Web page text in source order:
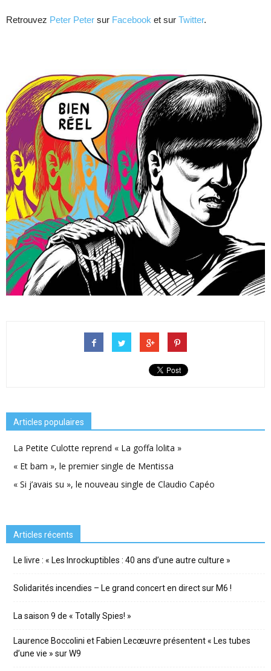
Retrouvez Peter Peter sur Facebook et sur Twitter.
Articles populaires
La Petite Culotte reprend « La goffa lolita »
« Et bam », le premier single de Mentissa
« Si j’avais su », le nouveau single de Claudio Capéo
Articles récents
Le livre : « Les Inrockuptibles : 40 ans d’une autre culture »
Solidarités incendies – Le grand concert en direct sur M6 !
La saison 9 de « Totally Spies! »
Laurence Boccolini et Fabien Lecœuvre présentent « Les tubes
d’une vie » sur W9